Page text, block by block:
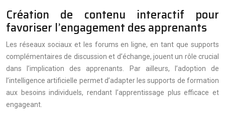
Création de contenu interactif pour
favoriser l’engagement des apprenants
Les réseaux sociaux et les forums en ligne, en tant que supports
complémentaires de discussion et d’échange, jouent un rôle crucial
dans l’implication des apprenants. Par ailleurs, l’adoption de
l’intelligence artificielle permet d’adapter les supports de formation
aux besoins individuels, rendant l’apprentissage plus efficace et
engageant.